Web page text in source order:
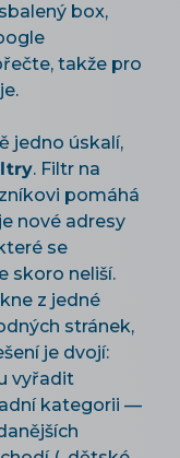
box,
takže pro
jedno úskalí,
. Filtr na
pomáhá
nové adresy
se
skoro neliší.
z jedné
stránek,
je dvojí:
vyřadit
kategorii —